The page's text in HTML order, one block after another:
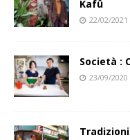
Kafû
22/02/2021
Società :
23/09/2020